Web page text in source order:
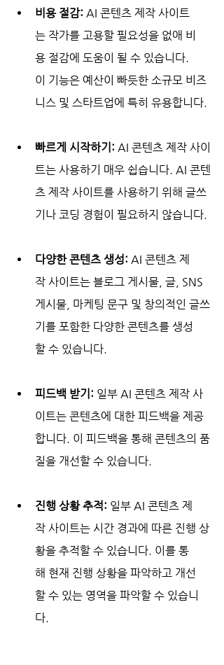
비용 절감: AI 콘텐츠 제작 사이트
는 작가를 고용할 필요성을 없애 비
용 절감에 도움이 될 수 있습니다.
이 기능은 예산이 빠듯한 소규모 비즈
니스 및 스타트업에 특히 유용합니다.
빠르게 시작하기: AI 콘텐츠 제작 사이
트는 사용하기 매우 쉽습니다. AI 콘텐
츠 제작 사이트를 사용하기 위해 글쓰
기나 코딩 경험이 필요하지 않습니다.
다양한 콘텐츠 생성: AI 콘텐츠 제
작 사이트는 블로그 게시물, 글, SNS
게시물, 마케팅 문구 및 창의적인 글쓰
기를 포함한 다양한 콘텐츠를 생성
할 수 있습니다.
피드백 받기: 일부 AI 콘텐츠 제작 사
이트는 콘텐츠에 대한 피드백을 제공
합니다. 이 피드백을 통해 콘텐츠의 품
질을 개선할 수 있습니다.
진행 상황 추적: 일부 AI 콘텐츠 제
작 사이트는 시간 경과에 따른 진행 상
황을 추적할 수 있습니다. 이를 통
해 현재 진행 상황을 파악하고 개선
할 수 있는 영역을 파악할 수 있습니
다.